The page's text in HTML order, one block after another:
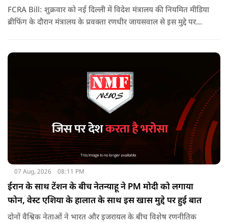
FCRA Bill: शुक्रवार को नई दिल्ली में विदेश मंत्रालय की नियमित मीडिया
ब्रीफिंग के दौरान मंत्रालय के प्रवक्ता रणधीर जायसवाल से इस मुद्दे पर
की संसद करती है.
07 Aug, 2026 08:11 PM
ईरान के साथ टेंशन के बीच नेतन्याहू ने PM मोदी को लगाया
फोन, वेस्ट एशिया के हालात के साथ इस खास मुद्दे पर हुई बात
दोनों वैश्विक नेताओं ने भारत और इजरायल के बीच विशेष रणनीतिक